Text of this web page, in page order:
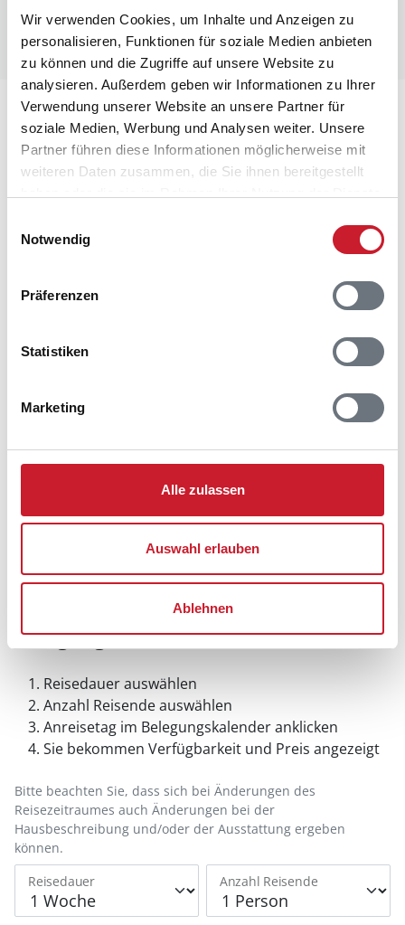
Wir verwenden Cookies, um Inhalte und Anzeigen zu
personalisieren, Funktionen für soziale Medien anbieten
zu können und die Zugriffe auf unsere Website zu
analysieren. Außerdem geben wir Informationen zu Ihrer
Verwendung unserer Website an unsere Partner für
soziale Medien, Werbung und Analysen weiter. Unsere
Partner führen diese Informationen möglicherweise mit
weiteren Daten zusammen, die Sie ihnen bereitgestellt
Notwendig
Präferenzen
Statistiken
Marketing
Alle zulassen
Auswahl erlauben
Ablehnen
Lageplan
Adresse
Ferienhaus 41514
Strandvejen 270
6854 Henne
Belegungskalender
Reisedauer auswählen
Anzahl Reisende auswählen
Anreisetag im Belegungskalender anklicken
Sie bekommen Verfügbarkeit und Preis angezeigt
Reisedauer Anzahl Reisende
Bitte beachten Sie, dass sich bei Änderungen des
Reisezeitraumes auch Änderungen bei der
Hausbeschreibung und/oder der Ausstattung ergeben
können.